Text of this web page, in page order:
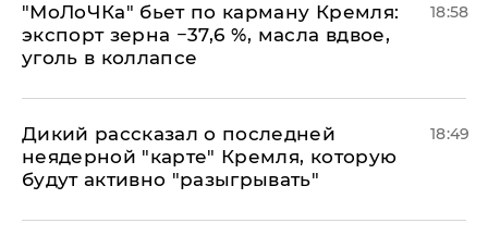
​"МоЛоЧКа" бьет по карману Кремля:
экспорт зерна −37,6 %, масла вдвое,
уголь в коллапсе
18:58
Дикий рассказал о последней
неядерной "карте" Кремля, которую
будут активно "разыгрывать"
18:49